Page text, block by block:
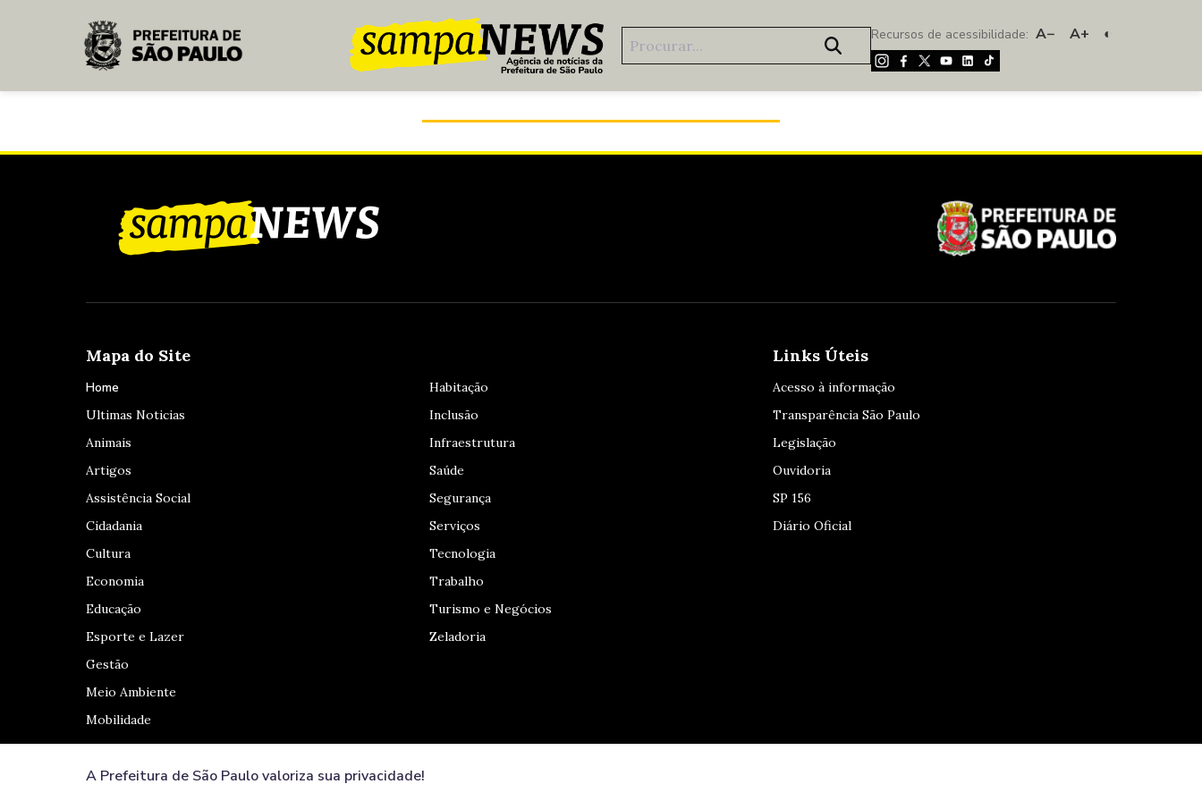
Pular para o Conteúdo principal
Recursos de acessibilidade: A− A+ ◐
Passado e presente: olha só como a GCM mudou!
Mapa do Site
Home
Ultimas Noticias
Animais
Artigos
Assistência Social
Cidadania
Cultura
Economia
Educação
Esporte e Lazer
Gestão
Meio Ambiente
Mobilidade
Habitação
Inclusão
Infraestrutura
Saúde
Segurança
Serviços
Tecnologia
Trabalho
Turismo e Negócios
Zeladoria
Links Úteis
Acesso à informação
Transparência São Paulo
Legislação
Ouvidoria
SP 156
Diário Oficial
Redes Sociais
A Prefeitura de São Paulo valoriza sua privacidade!